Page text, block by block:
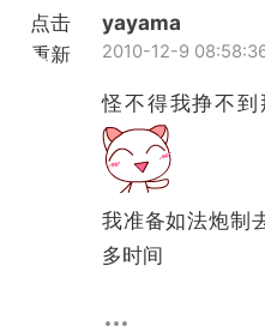
点击
重新
yayama
2010-12-9
怪不得我挣不
我准备如法炮制
多时间